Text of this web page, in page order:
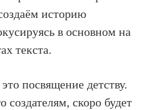
историю
в основном на
текста.
посвящение детству.
создателям, скоро будет